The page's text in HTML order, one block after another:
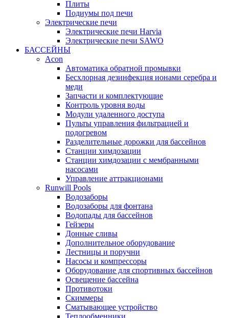
Плиты
Подиумы под печи
Электрические печи
Электрические печи Harvia
Электрические печи SAWO
БАССЕЙНЫ
Acon
Автоматика обратной промывки
Беcхлорная дезинфекция ионами серебра и
меди
Запчасти и комплектующие
Контроль уровня воды
Модули удаленного доступа
Пульты управления фильтрацией и
подогревом
Разделительные дорожки для бассейнов
Станции химдозации
Станции химдозации с мембранными
насосами
Управление аттракционами
Runwill Pools
Водозаборы
Водозаборы для фонтана
Водопады для бассейнов
Гейзеры
Донные сливы
Дополнительное оборудование
Лестницы и поручни
Насосы и компрессоры
Оборудование для спортивных бассейнов
Освещение бассейна
Противотоки
Скиммеры
Сматывающее устройство
Теплообменники